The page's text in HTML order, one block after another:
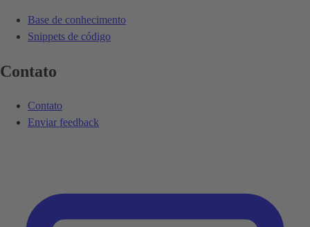
Base de conhecimento
Snippets de código
Contato
Contato
Enviar feedback